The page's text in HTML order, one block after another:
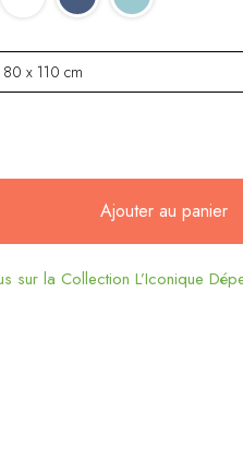
Ajouter au panier
sur la Collection L’Iconique